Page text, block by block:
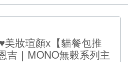
妝瑄顏x【貓餐包推
吉｜MONO無穀系列主